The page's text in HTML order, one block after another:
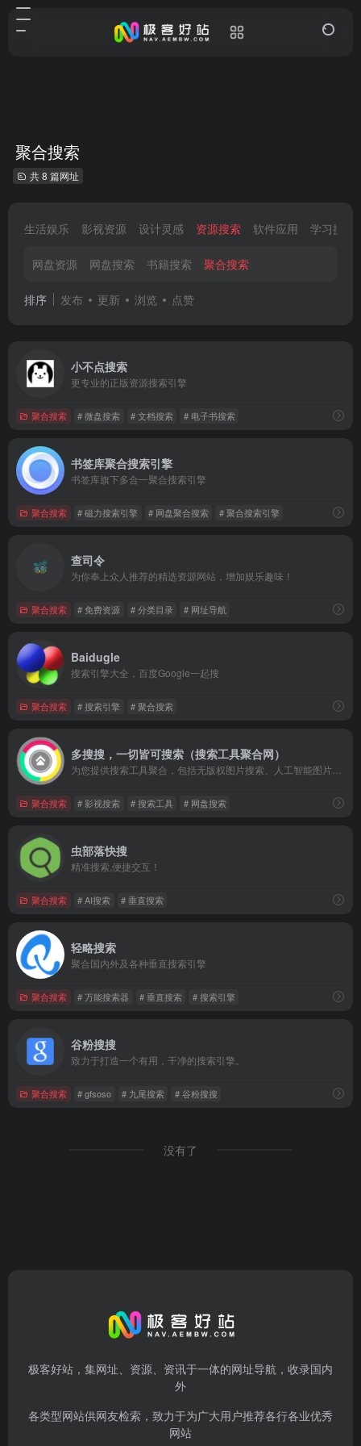
聚合搜索
共 8 篇网址
生活娱乐 影视资源 设计灵感 资源搜索 软件应用 学习提升
网盘资源 网盘搜索 书籍搜索 聚合搜索
排序 发布 更新 浏览 点赞
小不点搜索
更专业的正版资源搜索引擎
聚合搜索 # 微盘搜索 # 文档搜索 # 电子书搜索
书签库聚合搜索引擎
书签库旗下多合一聚合搜索引擎
聚合搜索 # 磁力搜索引擎 # 网盘聚合搜索 # 聚合搜索引擎
查司令
为你奉上众人推荐的精选资源网站，增加娱乐趣味！
聚合搜索 # 免费资源 # 分类目录 # 网址导航
Baidugle
搜索引擎大全，百度Google一起搜
聚合搜索 # 搜索引擎 # 聚合搜索
多搜搜，一切皆可搜索（搜索工具聚合网）
聚合搜索 # 影视搜索 # 搜索工具 # 网盘搜索
虫部落快搜
精准搜索,便捷交互！
聚合搜索 # AI搜索 # 垂直搜索
轻略搜索
聚合国内外及各种垂直搜索引擎
聚合搜索 # 万能搜索器 # 垂直搜索 # 搜索引擎
谷粉搜搜
致力于打造一个有用，干净的搜索引擎。
聚合搜索 # gfsoso # 九尾搜索 # 谷粉搜搜
没有了
极客好站，集网址、资源、资讯于一体的网址导航，收录国内
外
各类型网站供网友检索，致力于为广大用户推荐各行各业优秀
网站